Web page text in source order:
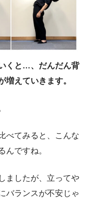
くと…、だんだん背
増えていきます。
べてみると、こんな
んですね。
ましたが、立ってや
バランスが不安じゃ